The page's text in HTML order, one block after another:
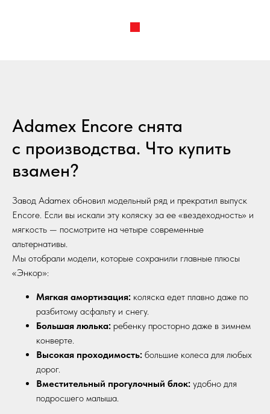
Adamex Encore снята
с производства. Что купить
взамен?
Завод Adamex обновил модельный ряд и прекратил выпуск
Encore. Если вы искали эту коляску за ее «вездеходность» и
мягкость — посмотрите на четыре современные
альтернативы.
Мы отобрали модели, которые сохранили главные плюсы
«Энкор»:
Мягкая амортизация: коляска едет плавно даже по
разбитому асфальту и снегу.
Большая люлька: ребенку просторно даже в зимнем
конверте.
Высокая проходимость: большие колеса для любых
дорог.
Вместительный прогулочный блок: удобно для
подросшего малыша.